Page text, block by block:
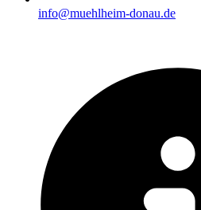
info@muehlheim-donau.de